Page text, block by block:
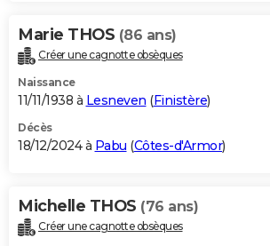
Marie THOS (86 ans)
Créer une cagnotte obsèques
Naissance
11/11/1938 à Lesneven (Finistère)
Décès
18/12/2024 à Pabu (Côtes-d'Armor)
Michelle THOS (76 ans)
Créer une cagnotte obsèques